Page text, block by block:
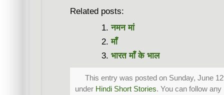
Related posts:
नमन मां
माँ
भारत माँ के भाल
This entry was posted on Sunday, June
under Hindi Short Stories. You can follow